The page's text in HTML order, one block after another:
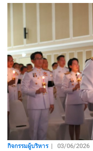
กิจกรรมผู้บริหาร| 03/06/2026